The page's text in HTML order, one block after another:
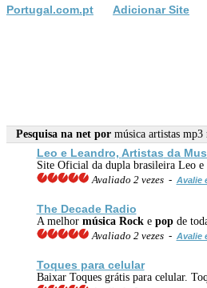
Portugal.com.pt Adicionar Site
Pesquisa na net por música artistas
Leo e Leandro, Artistas da
Site Oficial da dupla brasileira Leo e
Avaliado 2 vezes - Avalie
The Decade Radio
A melhor música Rocke popde
Avaliado 2 vezes - Avalie
Toques para celular
Baixar Toques grátis para celular.